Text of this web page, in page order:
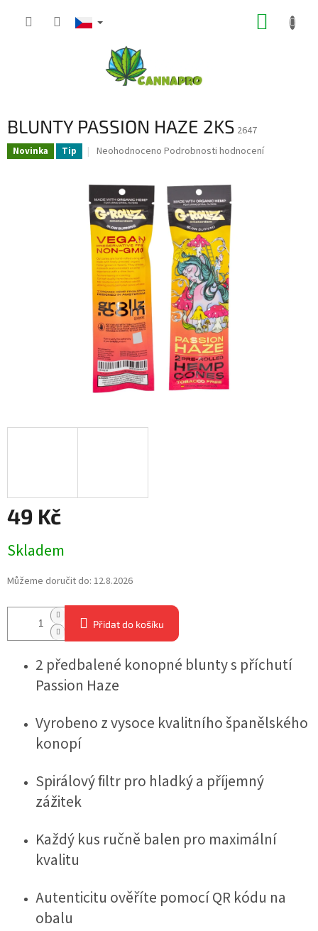
BLUNTY PASSION HAZE 2KS 2647
Novinka Tip
Průměrné
0,0
z
5
hvězdiček.
Neohodnoceno Podrobnosti hodnocení
49 Kč
cena:
Skladem
Můžeme doručit do: 12.8.2026
Přidat do košíku
2 předbalené konopné blunty s příchutí
Passion Haze
Vyrobeno z vysoce kvalitního španělského
konopí
Spirálový filtr pro hladký a příjemný
zážitek
Každý kus ručně balen pro maximální
kvalitu
Autenticitu ověříte pomocí QR kódu na
obalu